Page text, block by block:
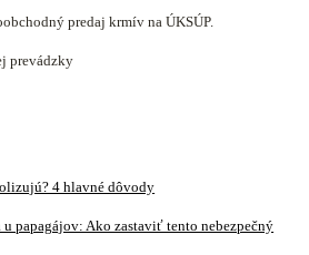
predaj krmív na ÚKSÚP.
prevádzky
olizujú? 4 hlavné dôvody
u papagájov: Ako zastaviť tento nebezpečný